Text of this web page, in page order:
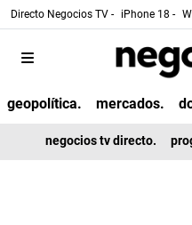
Directo Negocios TV - iPhone 18 -
geopolítica. mercados.
negocios tv directo.